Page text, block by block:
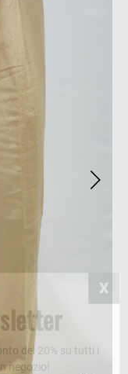
del 20% su tutti i
negozio!